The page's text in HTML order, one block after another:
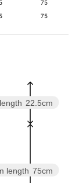
75
75
length 75cm
22.5cm